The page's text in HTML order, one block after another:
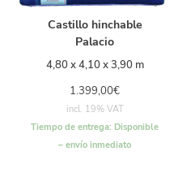
Castillo hinchable
Palacio
4,80 x 4,10 x 3,90 m
1.399,00€
incl. 19% VAT
Tiempo de entrega: Disponible
– envío inmediato